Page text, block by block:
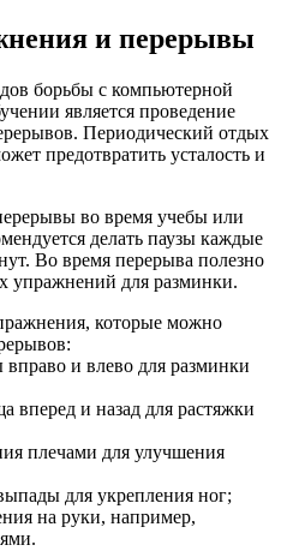
и перерывы
борьбы с компьютерной
является проведение
Периодический отдых
предотвратить усталость и
во время учебы или
делать паузы каждые
Во время перерыва полезно
упражнений для разминки.
которые можно
и влево для разминки
вперед и назад для растяжки
плечами для улучшения
для укрепления ног;
на руки, например,